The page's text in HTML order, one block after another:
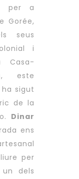
per a
Gorée,
seus
i
Casa-
este
sigut
de la
Dinar
ens
per
dels